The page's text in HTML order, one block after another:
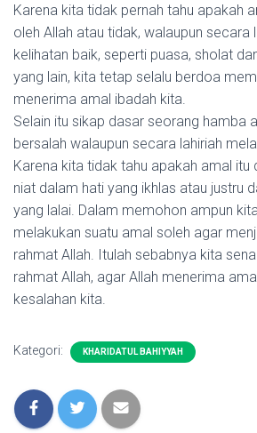
Karena kita tidak pernah tahu apakah
oleh Allah atau tidak, walaupun secara
kelihatan baik, seperti puasa, sholat
yang lain, kita tetap selalu berdoa
menerima amal ibadah kita.
Selain itu sikap dasar seorang hamba
bersalah walaupun secara lahiriah
Karena kita tidak tahu apakah amal itu
niat dalam hati yang ikhlas atau justru
yang lalai. Dalam memohon ampun
melakukan suatu amal soleh agar
rahmat Allah. Itulah sebabnya kita
rahmat Allah, agar Allah menerima
kesalahan kita.
Kategori: KHARIDATUL BAHIYYAH